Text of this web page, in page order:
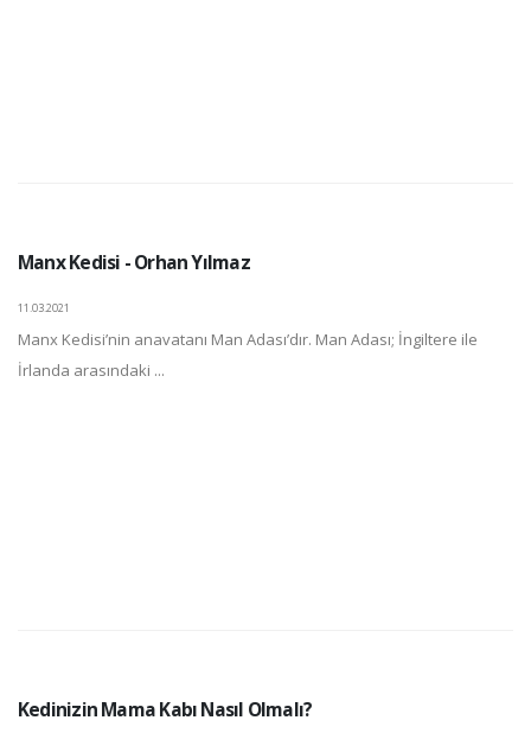
Manx Kedisi - Orhan Yılmaz
11.03.2021
Manx Kedisi’nin anavatanı Man Adası’dır. Man Adası; İngiltere ile
İrlanda arasındaki ...
Kedinizin Mama Kabı Nasıl Olmalı?